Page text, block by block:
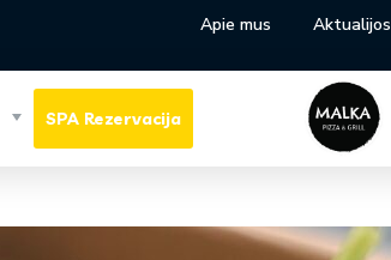
Apie mus Aktualijos
SPA Rezervacija